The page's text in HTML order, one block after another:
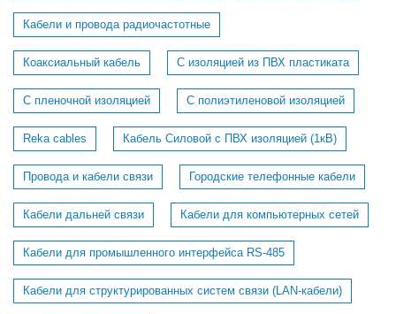
Кабели и провода радиочастотные
Коаксиальный кабель С изоляцией из ПВХ пластиката
С пленочной изоляцией С полиэтиленовой изоляцией
Reka cables Кабель Силовой с ПВХ изоляцией (1кВ)
Провода и кабели связи Городские телефонные кабели
Кабели дальней связи Кабели для компьютерных сетей
Кабели для промышленного интерфейса RS-485
Кабели для структурированных систем связи (LAN-кабели)